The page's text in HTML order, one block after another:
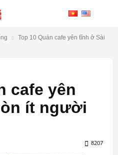
Top 10 Quán cafe yên tĩnh ở Sài
cafe yên
ít người
8207